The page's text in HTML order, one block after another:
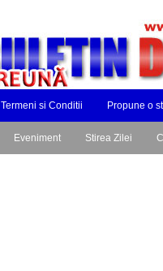
Termeni si Conditii Propune o
Eveniment Stirea Zilei